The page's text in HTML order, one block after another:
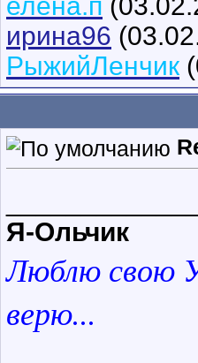
ирина96
РыжийЛенчик
Я-Ольчик
Люблю свою
верю...